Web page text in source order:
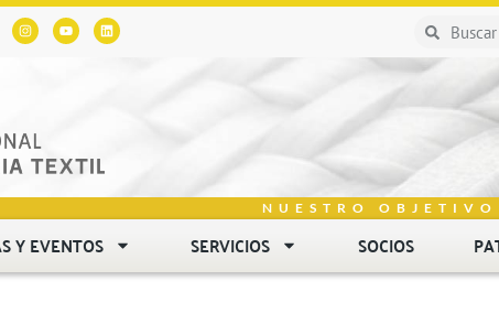
NUESTRO
Y EVENTOS SERVICIOS SOCIOS